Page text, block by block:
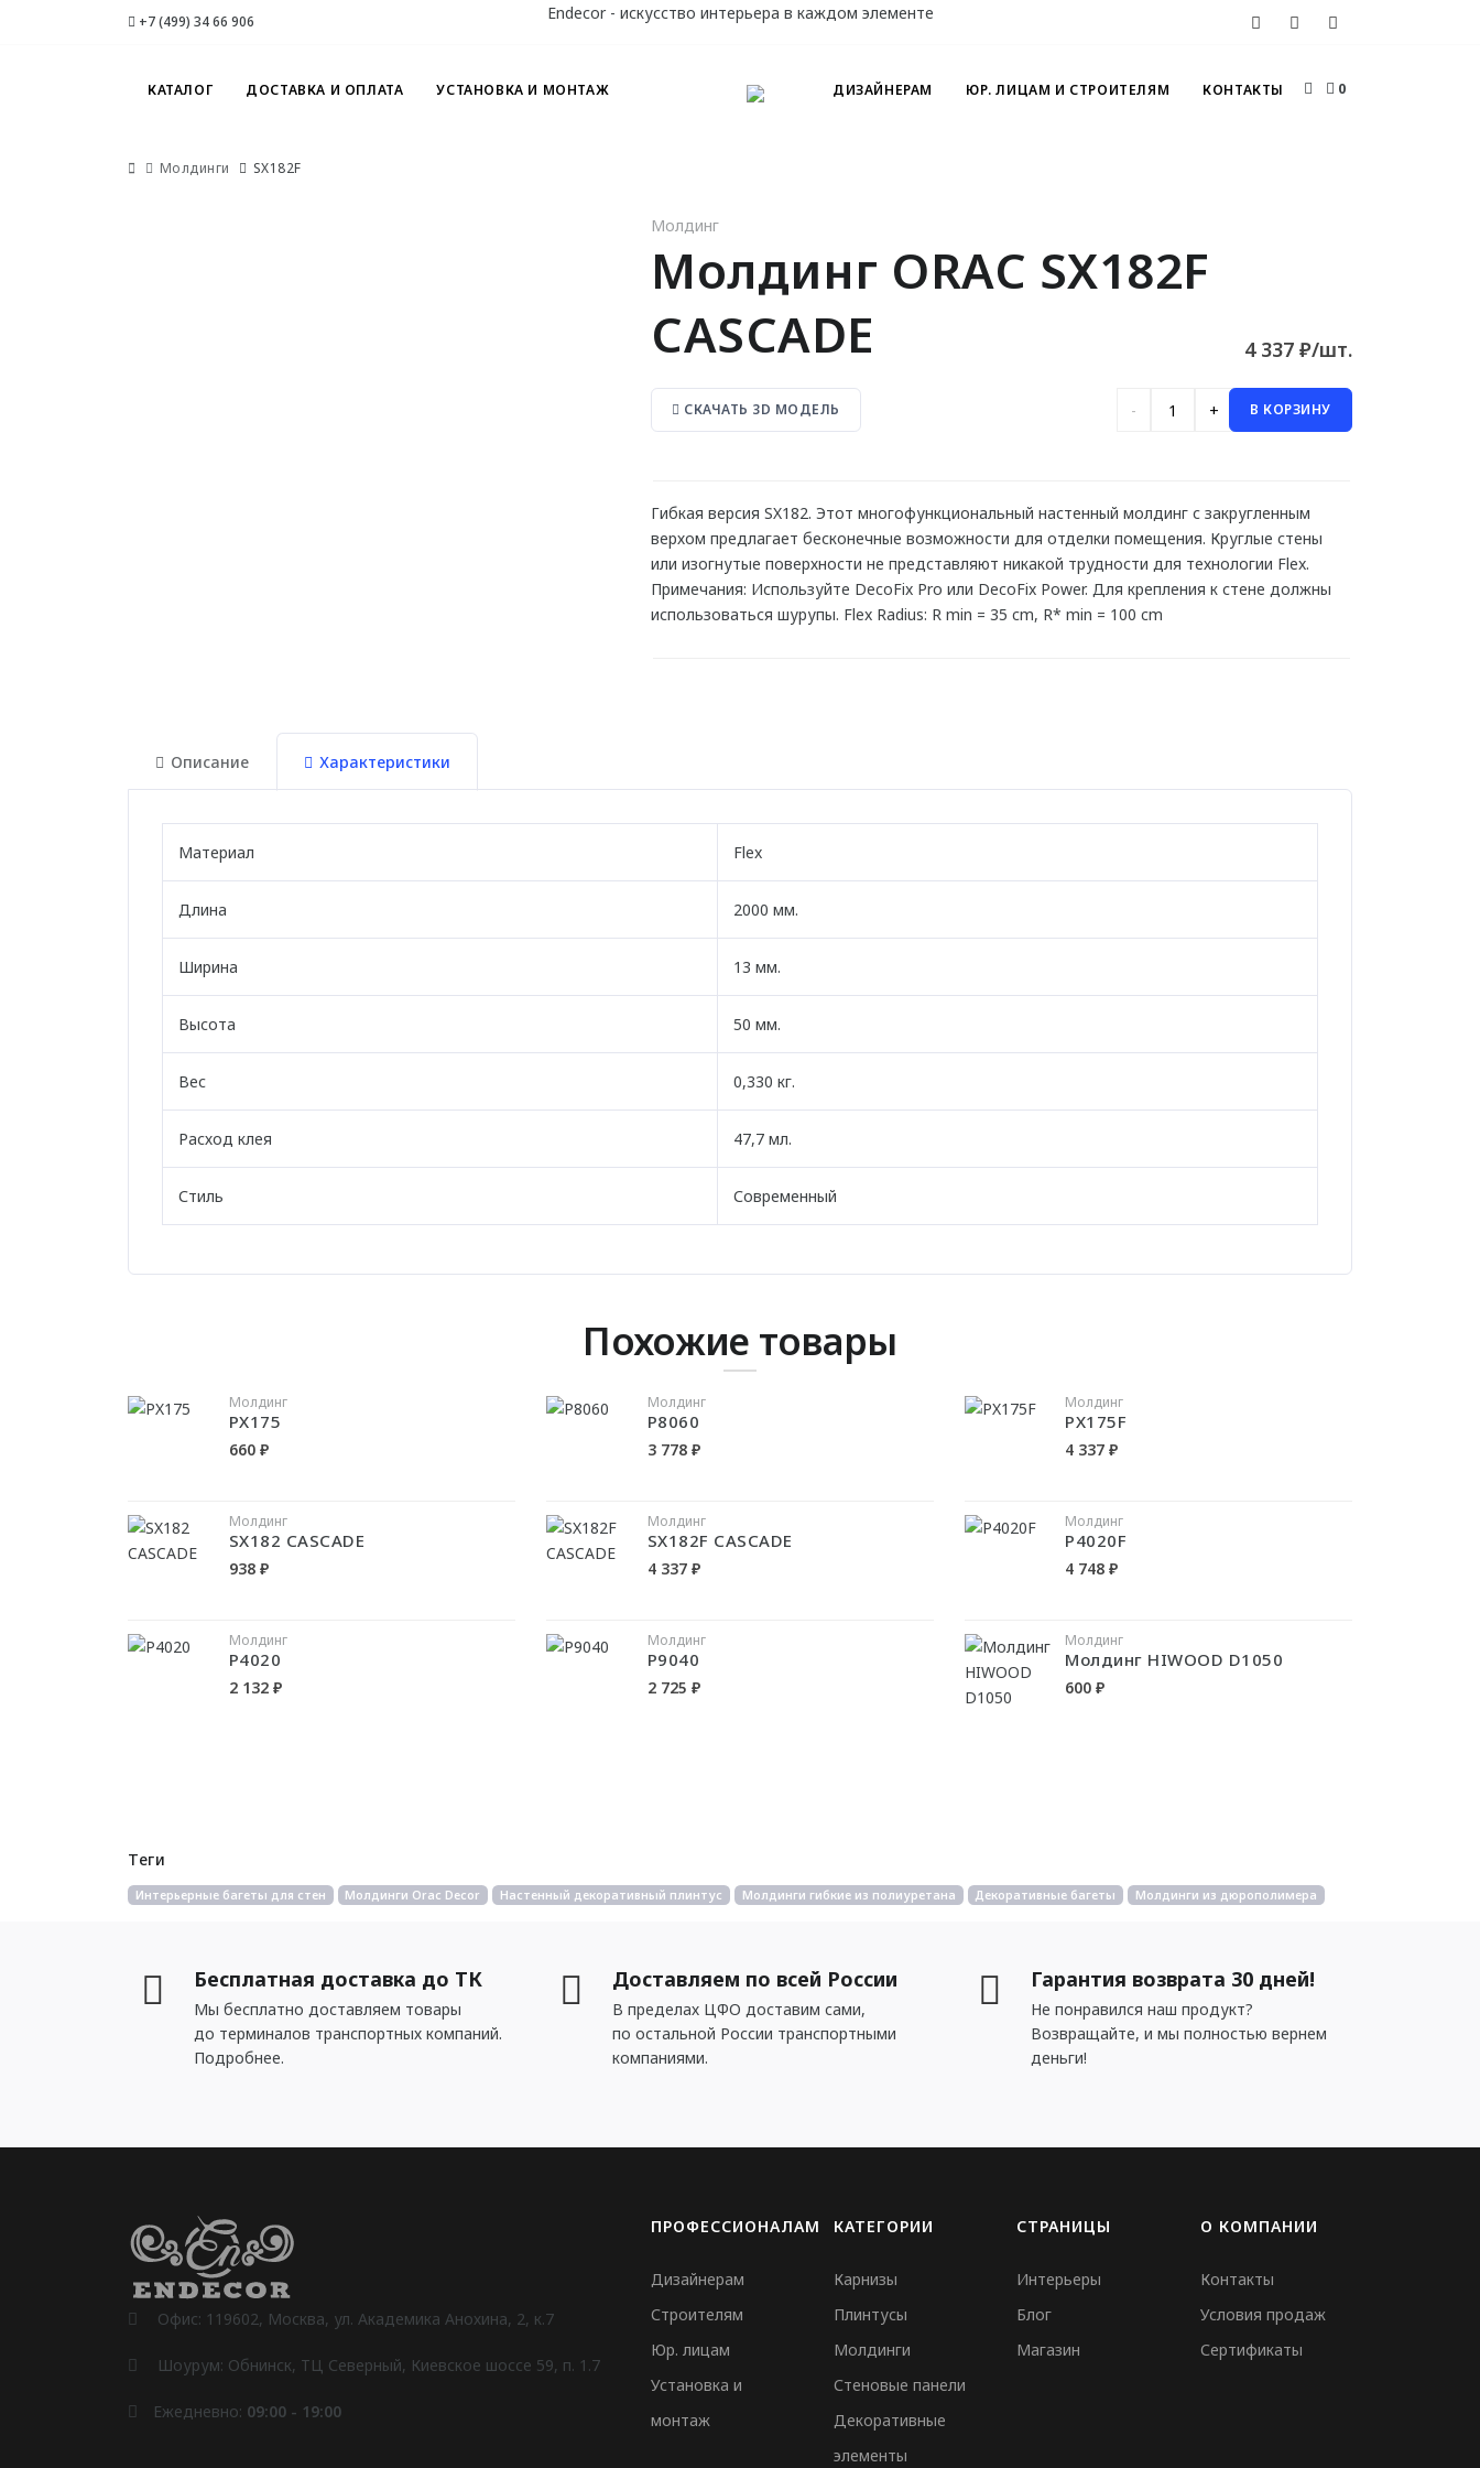
+7 (499) 34 66 906 Endecor - искусство интерьера в каждом элементе
0
КАТАЛОГ ДОСТАВКА И ОПЛАТА УСТАНОВКА И МОНТАЖ ДИЗАЙНЕРАМ ЮР. ЛИЦАМ И СТРОИТЕЛЯМ КОНТАКТЫ
Молдинги SX182F
Молдинг
Молдинг ORAC SX182F
CASCADE
4 337 ₽/шт.
СКАЧАТЬ 3D МОДЕЛЬ В КОРЗИНУ
Гибкая версия SX182. Этот многофункциональный настенный молдинг с закругленным
верхом предлагает бесконечные возможности для отделки помещения. Круглые стены
или изогнутые поверхности не представляют никакой трудности для технологии Flex.
Примечания: Используйте DecoFix Pro или DecoFix Power. Для крепления к стене должны
использоваться шурупы. Flex Radius: R min = 35 cm, R* min = 100 cm
Описание Характеристики
Материал Flex
Длина 2000 мм.
Ширина 13 мм.
Высота 50 мм.
Вес 0,330 кг.
Расход клея 47,7 мл.
Стиль Современный
Похожие товары
Молдинг
PX175
660 ₽
Молдинг
SX182 CASCADE
938 ₽
Молдинг
P4020
2 132 ₽
Молдинг
P8060
3 778 ₽
Молдинг
SX182F CASCADE
4 337 ₽
Молдинг
P9040
2 725 ₽
Молдинг
PX175F
4 337 ₽
Молдинг
P4020F
4 748 ₽
Молдинг
Молдинг HIWOOD D1050
600 ₽
Теги
Интерьерные багеты для стен Молдинги Orac Decor Настенный декоративный плинтус Молдинги гибкие из полиуретана Декоративные багеты Молдинги из дюрополимера
Бесплатная доставка до ТК
Мы бесплатно доставляем товары
до терминалов транспортных компаний.
Подробнее.
Доставляем по всей России
В пределах ЦФО доставим сами,
по остальной России транспортными
компаниями.
Гарантия возврата 30 дней!
Не понравился наш продукт?
Возвращайте, и мы полностью вернем
деньги!
Офис: 119602, Москва, ул. Академика Анохина, 2, к.7
Шоурум: Обнинск, ТЦ Северный, Киевское шоссе 59, п. 1.7
Ежедневно: 09:00 - 19:00
ПРОФЕССИОНАЛАМ
Дизайнерам
Строителям
Юр. лицам
Установка и
монтаж
КАТЕГОРИИ
Карнизы
Плинтусы
Молдинги
Стеновые панели
Декоративные
элементы
СТРАНИЦЫ
Интерьеры
Блог
Магазин
О КОМПАНИИ
Контакты
Условия продаж
Сертификаты